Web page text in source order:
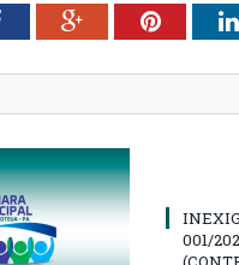
FacebookGoogle+Pinterest
001/